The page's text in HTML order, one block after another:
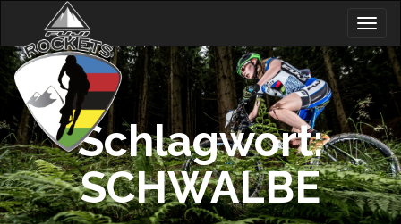
content
Schlagwort:
SCHWALBE